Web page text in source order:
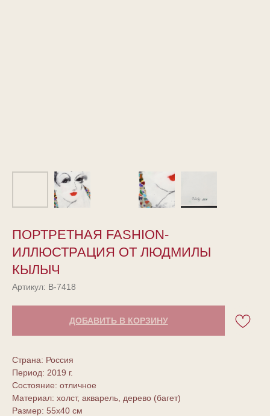
ПОРТРЕТНАЯ FASHION-
ИЛЛЮСТРАЦИЯ ОТ ЛЮДМИЛЫ
КЫЛЫЧ
Артикул: В-7418
ДОБАВИТЬ В КОРЗИНУ
Страна: Россия
Период: 2019 г.
Состояние: отличное
Материал: холст, акварель, дерево (багет)
Размер: 55х40 см